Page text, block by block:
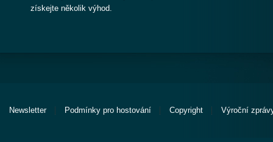
získejte několik výhod.
Newsletter Podmínky pro hostování Copyright Výroční